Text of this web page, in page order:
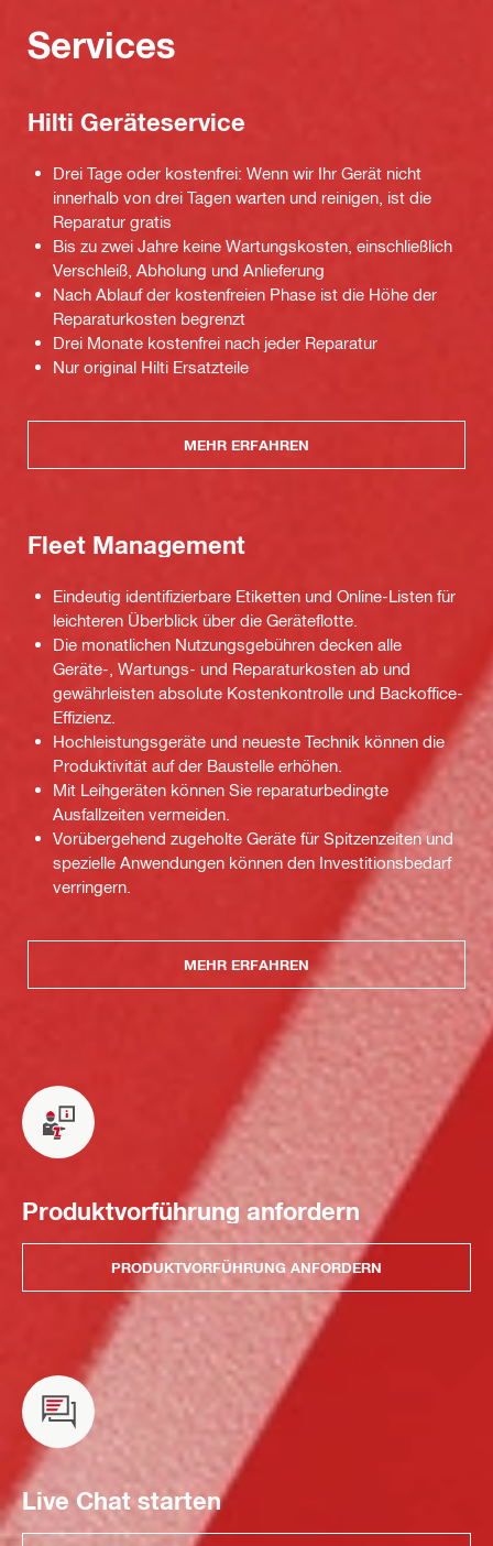
Services
Hilti Geräteservice
Drei Tage oder kostenfrei: Wenn wir Ihr Gerät nicht
innerhalb von drei Tagen warten und reinigen, ist die
Reparatur gratis
Bis zu zwei Jahre keine Wartungskosten, einschließlich
Verschleiß, Abholung und Anlieferung
Nach Ablauf der kostenfreien Phase ist die Höhe der
Reparaturkosten begrenzt
Drei Monate kostenfrei nach jeder Reparatur
Nur original Hilti Ersatzteile
MEHR ERFAHREN
Fleet Management
Eindeutig identifizierbare Etiketten und Online-Listen für
leichteren Überblick über die Geräteflotte.
Die monatlichen Nutzungsgebühren decken alle
Geräte-, Wartungs- und Reparaturkosten ab und
gewährleisten absolute Kostenkontrolle und Backoffice-
Effizienz.
Hochleistungsgeräte und neueste Technik können die
Produktivität auf der Baustelle erhöhen.
Mit Leihgeräten können Sie reparaturbedingte
Ausfallzeiten vermeiden.
Vorübergehend zugeholte Geräte für Spitzenzeiten und
spezielle Anwendungen können den Investitionsbedarf
verringern.
MEHR ERFAHREN
Produktvorführung anfordern
PRODUKTVORFÜHRUNG ANFORDERN
Live Chat starten